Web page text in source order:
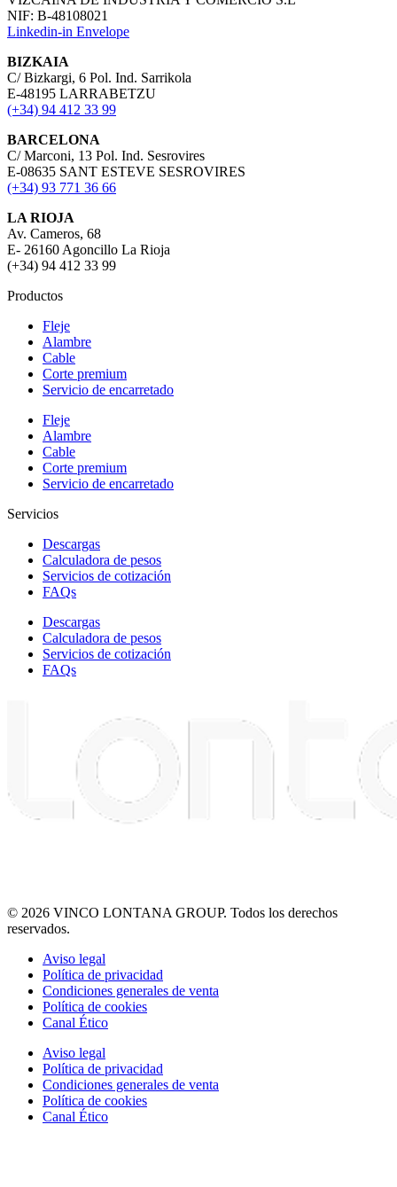
NIF: B-48108021
Linkedin-in Envelope
BIZKAIA
C/ Bizkargi, 6 Pol. Ind. Sarrikola
E-48195 LARRABETZU
(+34) 94 412 33 99
BARCELONA
C/ Marconi, 13 Pol. Ind. Sesrovires
E-08635 SANT ESTEVE SESROVIRES
(+34) 93 771 36 66
LA RIOJA
Av. Cameros, 68
E- 26160 Agoncillo La Rioja
(+34) 94 412 33 99
Productos
Fleje
Alambre
Cable
Corte premium
Servicio de encarretado
Fleje
Alambre
Cable
Corte premium
Servicio de encarretado
Servicios
Descargas
Calculadora de pesos
Servicios de cotización
FAQs
Descargas
Calculadora de pesos
Servicios de cotización
FAQs
© 2026 VINCO LONTANA GROUP. Todos los derechos
reservados.
Aviso legal
Política de privacidad
Condiciones generales de venta
Política de cookies
Canal Ético
Aviso legal
Política de privacidad
Condiciones generales de venta
Política de cookies
Canal Ético